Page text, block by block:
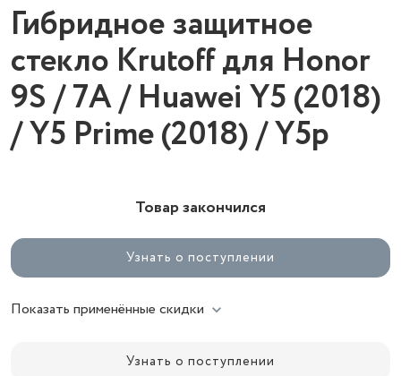
Гибридное защитное
стекло Krutoff для Honor
9S / 7A / Huawei Y5 (2018)
/ Y5 Prime (2018) / Y5p
Товар закончился
Узнать о поступлении
Показать применённые скидки
Узнать о поступлении